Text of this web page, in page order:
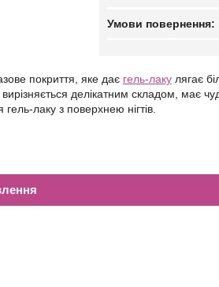
покриття, яке дає гель-лаку лягає
вирізняється делікатним складом, має
лаку з поверхнею нігтів.